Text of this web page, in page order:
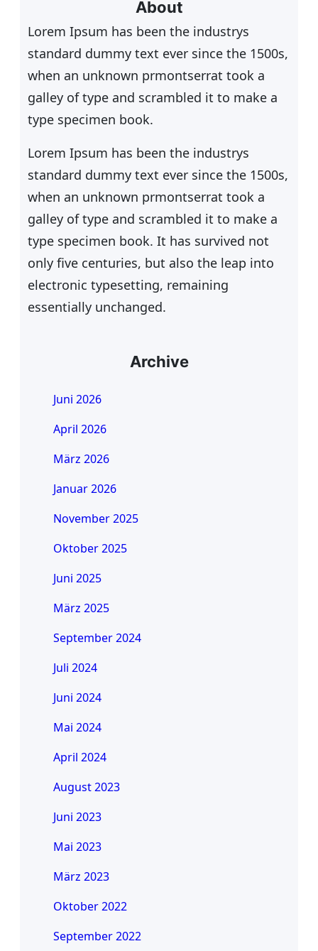
n
About
Lorem Ipsum has been the industrys
standard dummy text ever since the 1500s,
when an unknown prmontserrat took a
galley of type and scrambled it to make a
type specimen book.
Lorem Ipsum has been the industrys
standard dummy text ever since the 1500s,
when an unknown prmontserrat took a
galley of type and scrambled it to make a
type specimen book. It has survived not
only five centuries, but also the leap into
electronic typesetting, remaining
essentially unchanged.
Archive
Juni 2026
April 2026
März 2026
Januar 2026
November 2025
Oktober 2025
Juni 2025
März 2025
September 2024
Juli 2024
Juni 2024
Mai 2024
April 2024
August 2023
Juni 2023
Mai 2023
März 2023
Oktober 2022
September 2022